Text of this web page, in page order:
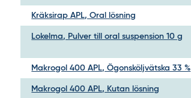
Kräksirap APL, Oral lösning
Lokelma, Pulver till oral suspension 10 g
Makrogol 400 APL, Ögonsköljvätska 33 %
Makrogol 400 APL, Kutan lösning